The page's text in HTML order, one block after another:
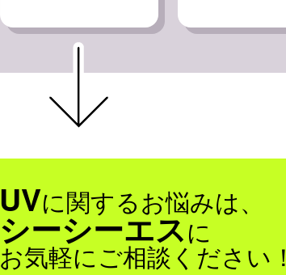
UVに関するお悩みは、
シーシーエスに
お気軽にご相談ください！